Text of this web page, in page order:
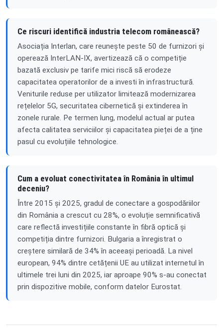
Ce riscuri identifică industria telecom românească?
Asociația Interlan, care reunește peste 50 de furnizori și
operează InterLAN-IX, avertizează că o competiție
bazată exclusiv pe tarife mici riscă să erodeze
capacitatea operatorilor de a investi în infrastructură.
Veniturile reduse per utilizator limitează modernizarea
rețelelor 5G, securitatea cibernetică și extinderea în
zonele rurale. Pe termen lung, modelul actual ar putea
afecta calitatea serviciilor și capacitatea pieței de a ține
pasul cu evoluțiile tehnologice.
Cum a evoluat conectivitatea în România în ultimul
deceniu?
Între 2015 și 2025, gradul de conectare a gospodăriilor
din România a crescut cu 28%, o evoluție semnificativă
care reflectă investițiile constante în fibră optică și
competiția dintre furnizori. Bulgaria a înregistrat o
creștere similară de 34% în aceeași perioadă. La nivel
european, 94% dintre cetățenii UE au utilizat internetul în
ultimele trei luni din 2025, iar aproape 90% s-au conectat
prin dispozitive mobile, conform datelor Eurostat.